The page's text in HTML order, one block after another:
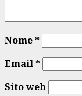
Nome*
Email*
Sito web